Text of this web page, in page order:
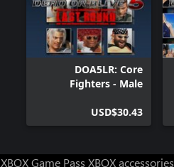
DOA5LR: Core
Fighters - Male
USD$30.43
XBOX Game Pass XBOX accessories